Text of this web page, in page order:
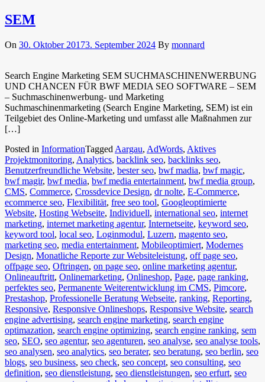
SEM
On 30. Oktober 20173. September 2024 By monnard
Search Engine Marketing SEM SUCHMASCHINENWERBUNG
UND CHANCEN FÜR BWF MEDIA SEO SOFTWARE – SEM
– Suchmaschinenwerbung- und Marketing
Suchmaschinenmarketing (Search Engine Marketing, SEM) ist ein
Teilgebiet des Online-Marketing und umfasst alle Maßnahmen zur
[…]
Posted in InformationTagged Aargau, AdWords, Aktives
Projektmonitoring, Analytics, backlink seo, backlinks seo,
Benutzerfreundliche Website, bester seo, bwf madia, bwf magic,
bwf magir, bwf media, bwf media entertainment, bwf media group,
CMS, Commerce, Crossdevice Design, dr nolte, E-Commerce,
ecommerce seo, Flexibilität, free seo tool, Googleoptimierte
Website, Hosting Webseite, Individuell, international seo, internet
marketing, internet marketing agentur, Internetseite, keyword seo,
keyword tool, local seo, Loginmodul, Luzern, magento seo,
marketing seo, media entertainment, Mobileoptimiert, Modernes
Design, Monatliche Reporte zur Websiteleistung, off page seo,
offpage seo, Oftringen, on page seo, online marketing agentur,
Onlineauftritt, Onlinemarketing, Onlineshop, Page, page ranking,
perfektes seo, Permanente Weiterentwicklung im CMS, Pimcore,
Prestashop, Professionelle Beratung Webseite, ranking, Reporting,
Responsive, Responsive Onlineshops, Responsive Website, search
engine advertising, search engine marketing, search engine
optimazation, search engine optimizing, search engine ranking, sem
seo, SEO, seo agentur, seo agenturen, seo analyse, seo analyse tools,
seo analysen, seo analytics, seo berater, seo beratung, seo berlin, seo
blogs, seo business, seo check, seo concept, seo consulting, seo
definition, seo dienstleistung, seo dienstleistungen, seo erfurt, seo